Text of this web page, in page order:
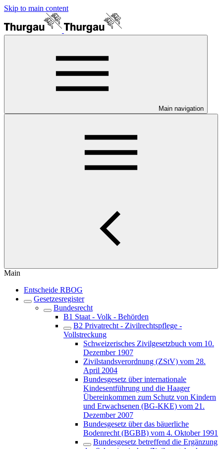
Skip to main content
Main navigation
Main
Entscheide RBOG
Gesetzesregister
Bundesrecht
B1 Staat - Volk - Behörden
B2 Privatrecht - Zivilrechtspflege -
Vollstreckung
Schweizerisches Zivilgesetzbuch vom 10.
Dezember 1907
Zivilstandsverordnung (ZStV) vom 28.
April 2004
Bundesgesetz über internationale
Kindesentführung und die Haager
Übereinkommen zum Schutz von Kindern
und Erwachsenen (BG-KKE) vom 21.
Dezember 2007
Bundesgesetz über das bäuerliche
Bodenrecht (BGBB) vom 4. Oktober 1991
Bundesgesetz betreffend die Ergänzung